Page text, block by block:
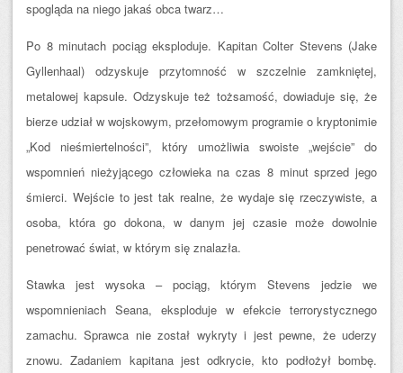
spogląda na niego jakaś obca twarz…
Po 8 minutach pociąg eksploduje. Kapitan Colter Stevens (Jake
Gyllenhaal) odzyskuje przytomność w szczelnie zamkniętej,
metalowej kapsule. Odzyskuje też tożsamość, dowiaduje się, że
bierze udział w wojskowym, przełomowym programie o kryptonimie
„Kod nieśmiertelności”, który umożliwia swoiste „wejście” do
wspomnień nieżyjącego człowieka na czas 8 minut sprzed jego
śmierci. Wejście to jest tak realne, że wydaje się rzeczywiste, a
osoba, która go dokona, w danym jej czasie może dowolnie
penetrować świat, w którym się znalazła.
Stawka jest wysoka – pociąg, którym Stevens jedzie we
wspomnieniach Seana, eksploduje w efekcie terrorystycznego
zamachu. Sprawca nie został wykryty i jest pewne, że uderzy
znowu. Zadaniem kapitana jest odkrycie, kto podłożył bombę.